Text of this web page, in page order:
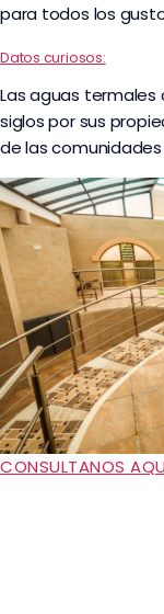
para todos los
Datos curiosos:
Las aguas termales
siglos por sus
de las
CONSULTANOS